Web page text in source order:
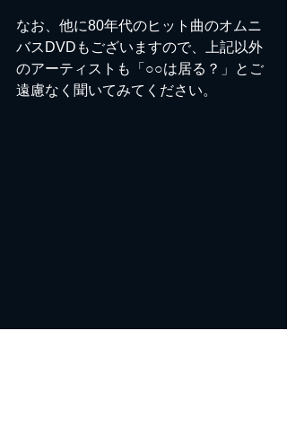
なお、他に80年代のヒット曲のオムニ
バスDVDもございますので、上記以外
のアーティストも「○○は居る？」とご
遠慮なく聞いてみてください。